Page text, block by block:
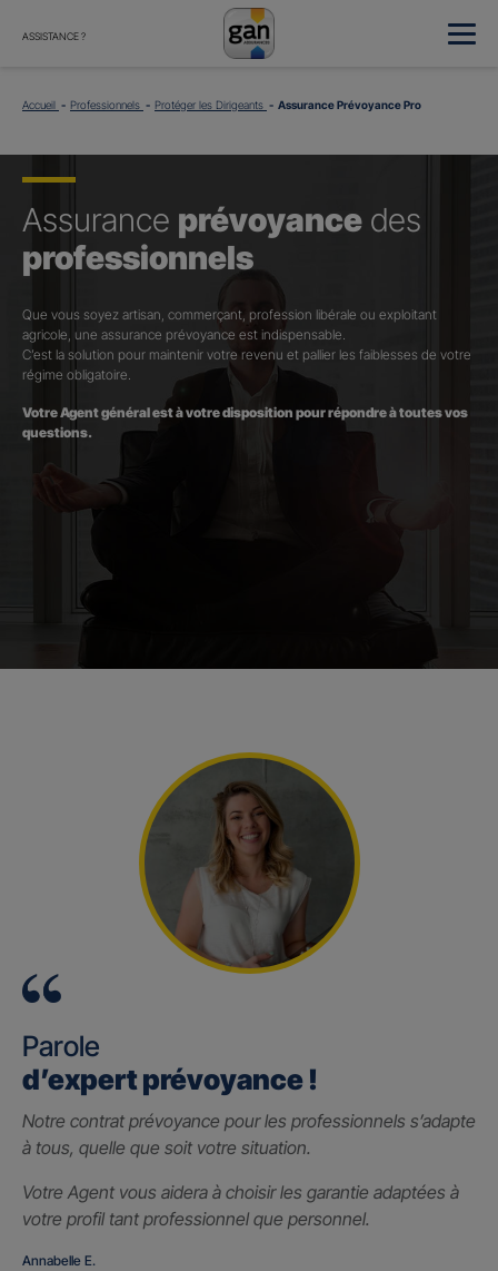
ASSISTANCE ?
Accueil Professionnels Protéger les Dirigeants Assurance Prévoyance Pro
Assurance prévoyance des
professionnels
Que vous soyez artisan, commerçant, profession libérale ou exploitant
agricole, une assurance prévoyance est indispensable.
C’est la solution pour maintenir votre revenu et pallier les faiblesses de votre
régime obligatoire.
Votre Agent général est à votre disposition pour répondre à toutes vos
questions.
Parole
d’expert prévoyance !
Notre contrat prévoyance pour les professionnels s’adapte
à tous, quelle que soit votre situation.
Votre Agent vous aidera à choisir les garantie adaptées à
votre profil tant professionnel que personnel.
Annabelle E.